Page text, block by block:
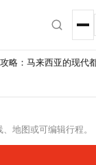
略：马来西亚的现代
地图或可编辑行程。